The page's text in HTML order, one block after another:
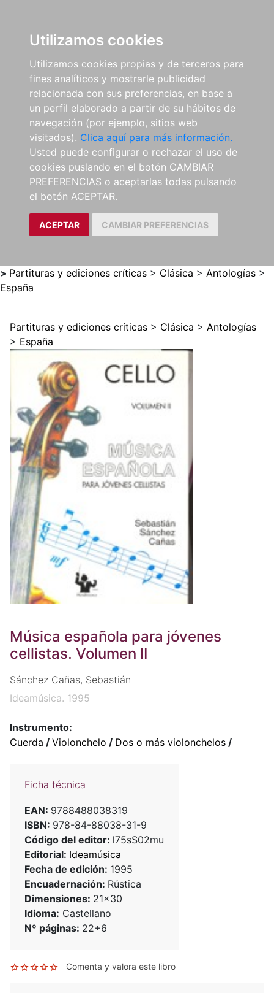
Utilizamos cookies
Utilizamos cookies propias y de terceros para
fines analíticos y mostrarle publicidad
relacionada con sus preferencias, en base a
un perfil elaborado a partir de su hábitos de
navegación (por ejemplo, sitios web
visitados). Clica aquí para más información.
Usted puede configurar o rechazar el uso de
cookies puslando en el botón CAMBIAR
PREFERENCIAS o aceptarlas todas pulsando
el botón ACEPTAR.
ACEPTAR CAMBIAR PREFERENCIAS
> Partituras y ediciones críticas > Clásica > Antologías >
España
Partituras y ediciones críticas > Clásica > Antologías
> España
Música española para jóvenes
cellistas. Volumen II
Sánchez Cañas, Sebastián
Ideamúsica. 1995
Instrumento:
Cuerda / Violonchelo / Dos o más violonchelos /
Ficha técnica
EAN: 9788488038319
ISBN: 978-84-88038-31-9
Código del editor: l75sS02mu
Editorial: Ideamúsica
Fecha de edición: 1995
Encuadernación: Rústica
Dimensiones: 21x30
Idioma: Castellano
Nº páginas: 22+6
Comenta y valora este libro